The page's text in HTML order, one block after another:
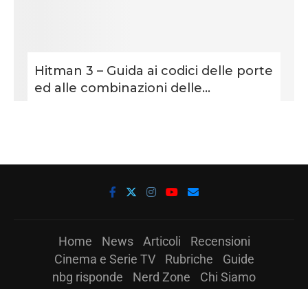
Hitman 3 – Guida ai codici delle porte
ed alle combinazioni delle...
Home News Articoli
Recensioni
Cinema e Serie TV
Rubriche
Guide
nbg risponde
Nerd Zone Chi Siamo